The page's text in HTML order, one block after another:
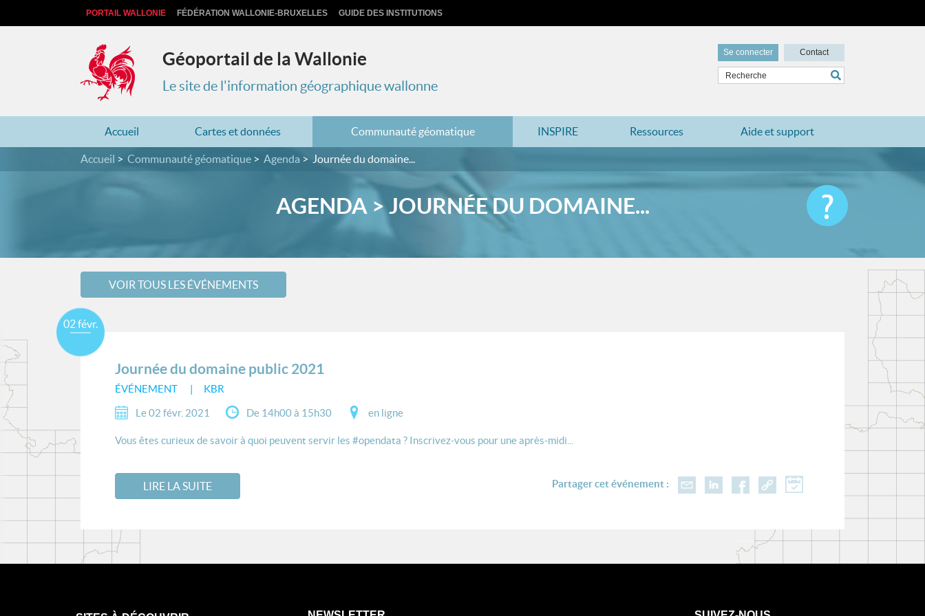
PORTAIL WALLONIE FÉDÉRATION WALLONIE-BRUXELLES GUIDE DES INSTITUTIONS
Géoportail de la Wallonie
Le site de l'information géographique wallonne
Se connecter Contact
Accueil Cartes et données Communauté géomatique INSPIRE Ressources Aide et support
Accueil Communauté géomatique Agenda Journée du domaine...
AGENDA > JOURNÉE DU DOMAINE...
VOIR TOUS LES ÉVÉNEMENTS
Journée du domaine public 2021
ÉVÉNEMENT KBR
02 févr.
Le 02 févr. 2021 De 14h00 à 15h30 en ligne
Vous êtes curieux de savoir à quoi peuvent servir les #opendata ? Inscrivez-vous pour une après-midi...
LIRE LA SUITE Partager cet événement :